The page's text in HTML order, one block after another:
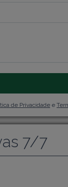
de Privacidade e
7/7